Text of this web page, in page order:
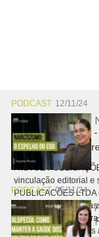
PODCAST 12/11/24
PODCAST05/11/24
Copyright © 2026 -
Todos os direitos
A ISTOÉ
vinculação editorial e
PUBLICACÕES
realizamos
contrato de
autorizamos